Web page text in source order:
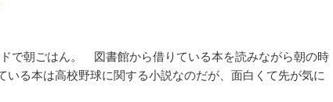
で朝ごはん。 図書館から借りている本を読みながら朝の時
る本は高校野球に関する小説なのだが、面白くて先が気に